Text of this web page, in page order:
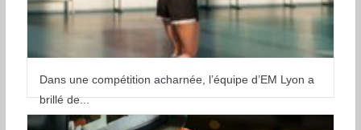
Dans une compétition acharnée, l’équipe d’EM Lyon a
brillé de...